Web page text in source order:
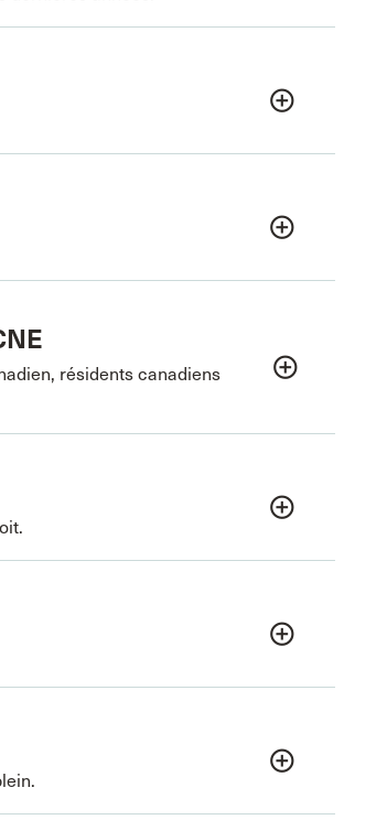
add_circle_outline
add_circle_outline
résidents canadiens
add_circle_outline
add_circle_outline
add_circle_outline
add_circle_outline